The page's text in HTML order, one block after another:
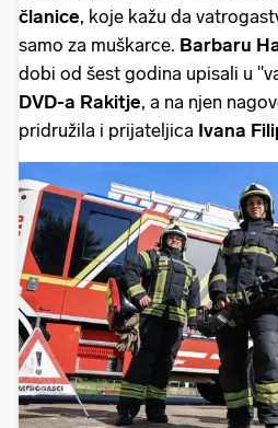
članice, koje kažu da
samo za muškarce. Barbaru
dobi od šest godina upisali u
DVD-a Rakitje, a na njen
pridružila i prijateljica Ivana